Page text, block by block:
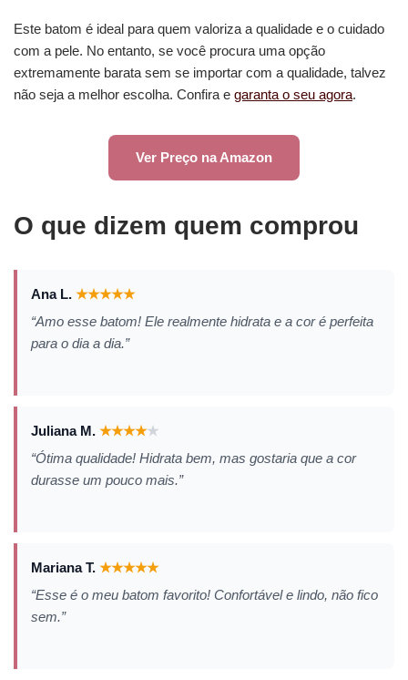
Este batom é ideal para quem valoriza a qualidade e o cuidado
com a pele. No entanto, se você procura uma opção
extremamente barata sem se importar com a qualidade, talvez
não seja a melhor escolha. Confira e garanta o seu agora.
Ver Preço na Amazon
O que dizem quem comprou
Ana L. ★★★★★
“Amo esse batom! Ele realmente hidrata e a cor é perfeita
para o dia a dia.”
Juliana M. ★★★★★
“Ótima qualidade! Hidrata bem, mas gostaria que a cor
durasse um pouco mais.”
Mariana T. ★★★★★
“Esse é o meu batom favorito! Confortável e lindo, não fico
sem.”